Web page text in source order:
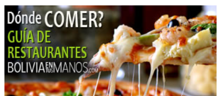
Automotores, Repuestos para
Importaciones
Pernos, Tuercas, Tornillos
Repuestos para Automóviles
Artículos para el Hogar
Accesorios para el Hogar
Adornos para el hogar